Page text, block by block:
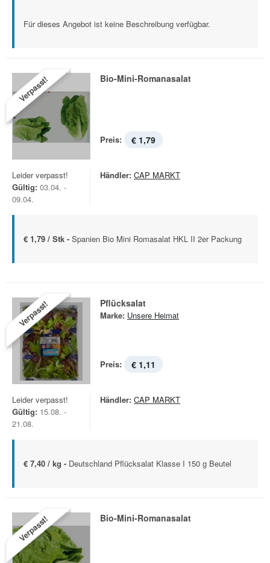
Für dieses Angebot ist keine Beschreibung verfügbar.
Verpasst! Bio-Mini-Romanasalat
Preis: € 1,79
Leider verpasst!
Gültig: 03.04. -
09.04.
Händler: CAP MARKT
€ 1,79 / Stk - Spanien Bio Mini Romasalat HKL II 2er Packung
Verpasst! Pflücksalat
Marke: Unsere Heimat
Preis: € 1,11
Leider verpasst!
Gültig: 15.08. -
21.08.
Händler: CAP MARKT
€ 7,40 / kg - Deutschland Pflücksalat Klasse I 150 g Beutel
Verpasst! Bio-Mini-Romanasalat